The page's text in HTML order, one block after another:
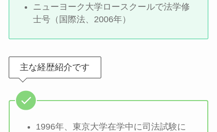
ニューヨーク大学ロースクールで法学修
士号（国際法、2006年）
主な経歴紹介です
1996年、東京大学在学中に司法試験に